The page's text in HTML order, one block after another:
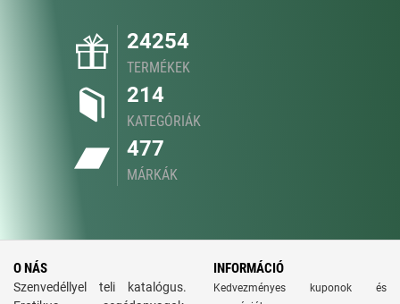
24254
TERMÉKEK
214
KATEGÓRIÁK
477
MÁRKÁK
O NÁS
Szenvedéllyel teli katalógus.
INFORMÁCIÓ
Kedvezményes kuponok és